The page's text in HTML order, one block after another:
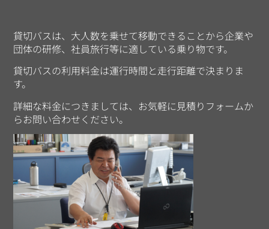
貸切バスは、大人数を乗せて移動できることから企業や
団体の研修、社員旅行等に適している乗り物です。
貸切バスの利用料金は運行時間と走行距離で決まりま
す。
詳細な料金につきましては、お気軽に見積りフォームか
らお問い合わせください。